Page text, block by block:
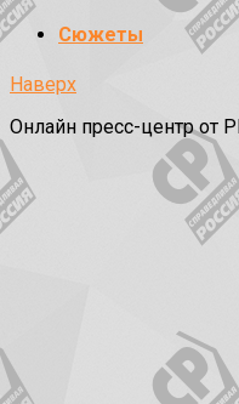
Сюжеты
Наверх
Онлайн пресс-центр от